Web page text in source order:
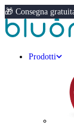
🎁 Consegna
Prodotti